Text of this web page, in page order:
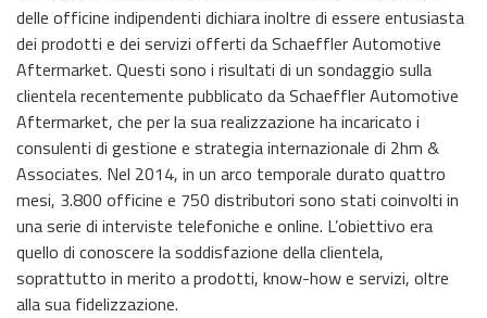
delle officine indipendenti dichiara inoltre di essere entusiasta
dei prodotti e dei servizi offerti da Schaeffler Automotive
Aftermarket. Questi sono i risultati di un sondaggio sulla
clientela recentemente pubblicato da Schaeffler Automotive
Aftermarket, che per la sua realizzazione ha incaricato i
consulenti di gestione e strategia internazionale di 2hm &
Associates. Nel 2014, in un arco temporale durato quattro
mesi, 3.800 officine e 750 distributori sono stati coinvolti in
una serie di interviste telefoniche e online. L’obiettivo era
quello di conoscere la soddisfazione della clientela,
soprattutto in merito a prodotti, know-how e servizi, oltre
alla sua fidelizzazione.